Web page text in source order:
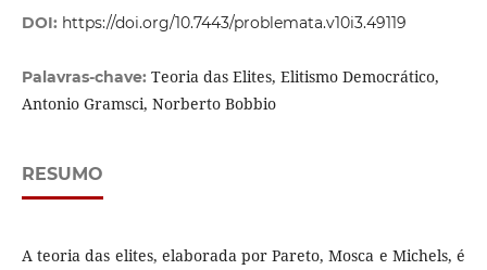
DOI: https://doi.org/10.7443/problemata.v10i3.49119
Palavras-chave: Teoria das Elites, Elitismo Democrático,
Antonio Gramsci, Norberto Bobbio
RESUMO
A teoria das elites, elaborada por Pareto, Mosca e Michels, é